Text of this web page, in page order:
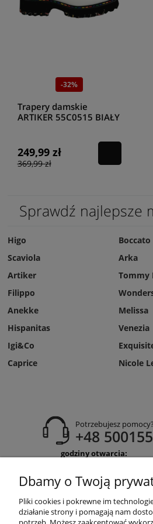
-32%
Trapery damskie
ARTIKER 55C0515 BIAŁY
249,99 zł
369,99 zł
Sprawdź najlepsze
Higo
Scaviola
Artiker
Filippo
Boccato
Arka
Tommy
Anekke
Hispanitas
Igi&Co
Caprice
Melissa
Venezia
Nicole
Potrzebujesz
+48
godziny otwarcia:
obuwiehigo@gmail.com
WARUNKI
Dbamy o Twoją
Pliki cookies i pokrewne im
działanie strony i pomagają nam